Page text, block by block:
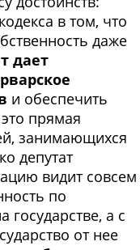
в том, что
даже
дает
и обеспечить
прямая
занимающихся
депутат
видит совсем
по
государстве, а с
от нее